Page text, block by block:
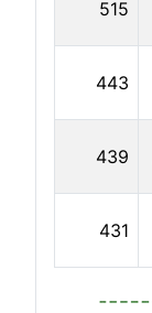
515
443
439
431